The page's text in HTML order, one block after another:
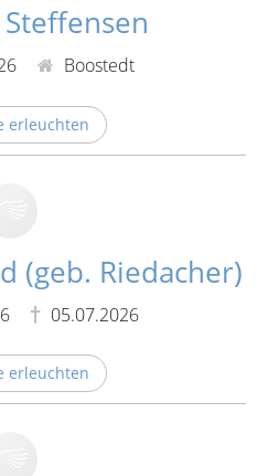
Boostedt
erleuchten
(geb. Riedacher)
05.07.2026
erleuchten